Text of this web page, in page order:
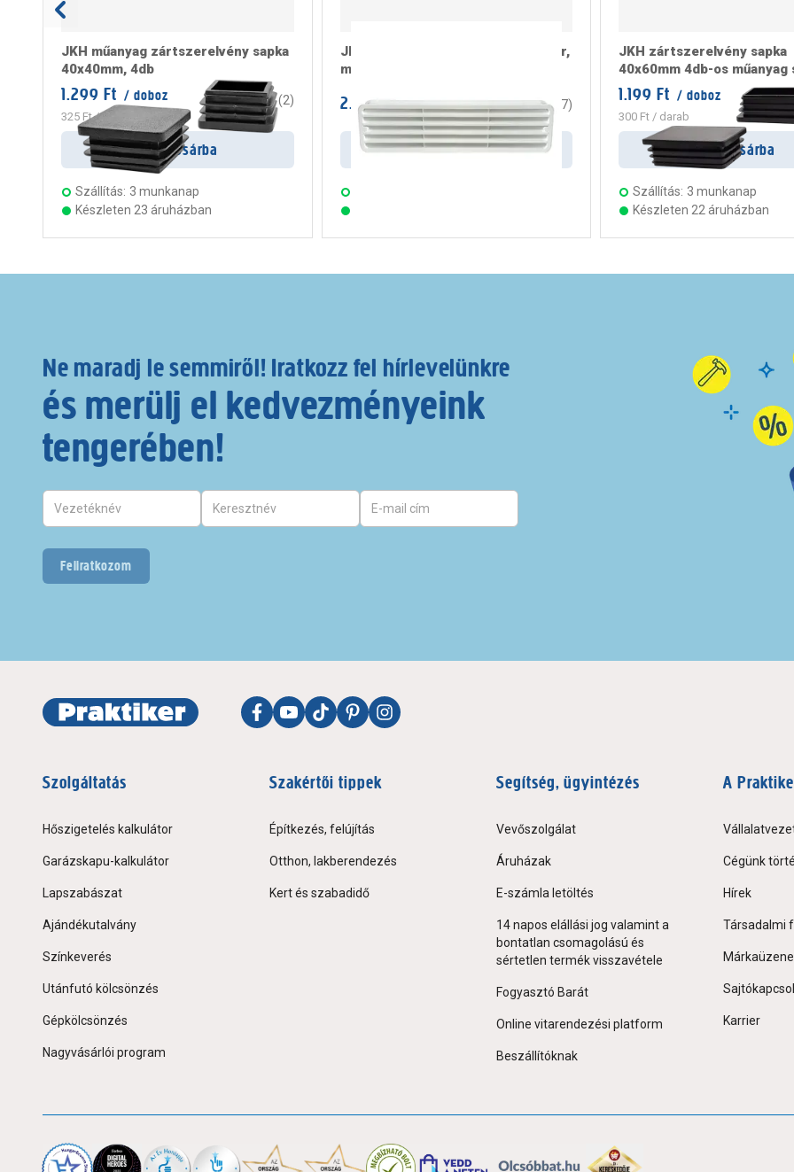
JKH műanyag zártszerelvény sapka
40x40mm, 4db
1.299 Ft / doboz
325 Ft/ darab
4.5 (2)
Kosárba
Szállítás: 3 munkanap
Készleten 23 áruházban
JKH szellőzőrács 316x83mm, fehér,
műanyag
2.399 Ft / darab 4.7 7)
Kosárba
JKH zártszerelvény sapka
40x60mm 4db-os műanyag
1.199 Ft / doboz
300 Ft / darab
Kosárba
Szállítás: 3 munkanap
Készleten 22 áruházban
Ne maradj le semmiről! Iratkozz fel hírlevelünkre
és merülj el kedvezményeink
tengerében!
Feliratkozom
Szolgáltatás
Hőszigetelés kalkulátor
Garázskapu-kalkulátor
Lapszabászat
Ajándékutalvány
Színkeverés
Utánfutó kölcsönzés
Gépkölcsönzés
Nagyvásárlói program
Szakértői tippek
Építkezés, felújítás
Otthon, lakberendezés
Kert és szabadidő
Segítség, ügyintézés
Vevőszolgálat
Áruházak
E-számla letöltés
14 napos elállási jog valamint a
bontatlan csomagolású és
sértetlen termék visszavétele
Fogyasztó Barát
Online vitarendezési platform
Beszállítóknak
A
Cégünk
Hírek
Társadalmi
Karrier